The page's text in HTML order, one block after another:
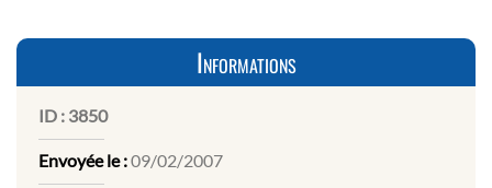
Informations
ID : 3850
Envoyée le :09/02/2007